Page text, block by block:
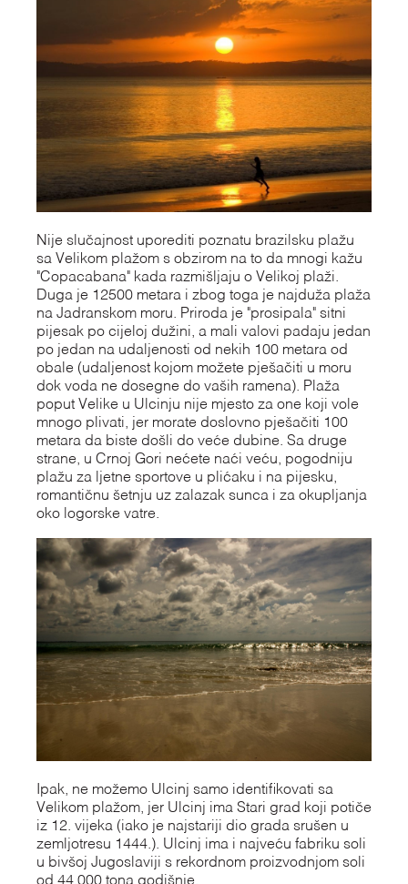
Nije slučajnost uporediti poznatu brazilsku plažu
sa Velikom plažom s obzirom na to da mnogi kažu
"Copacabana" kada razmišljaju o Velikoj plaži.
Duga je 12500 metara i zbog toga je najduža plaža
na Jadranskom moru. Priroda je "prosipala" sitni
pijesak po cijeloj dužini, a mali valovi padaju jedan
po jedan na udaljenosti od nekih 100 metara od
obale (udaljenost kojom možete pješačiti u moru
dok voda ne dosegne do vaših ramena). Plaža
poput Velike u Ulcinju nije mjesto za one koji vole
mnogo plivati, jer morate doslovno pješačiti 100
metara da biste došli do veće dubine. Sa druge
strane, u Crnoj Gori nećete naći veću, pogodniju
plažu za ljetne sportove u plićaku i na pijesku,
romantičnu šetnju uz zalazak sunca i za okupljanja
oko logorske vatre.
Ipak, ne možemo Ulcinj samo identifikovati sa
Velikom plažom, jer Ulcinj ima Stari grad koji potiče
iz 12. vijeka (iako je najstariji dio grada srušen u
zemljotresu 1444.). Ulcinj ima i najveću fabriku soli
u bivšoj Jugoslaviji s rekordnom proizvodnjom soli